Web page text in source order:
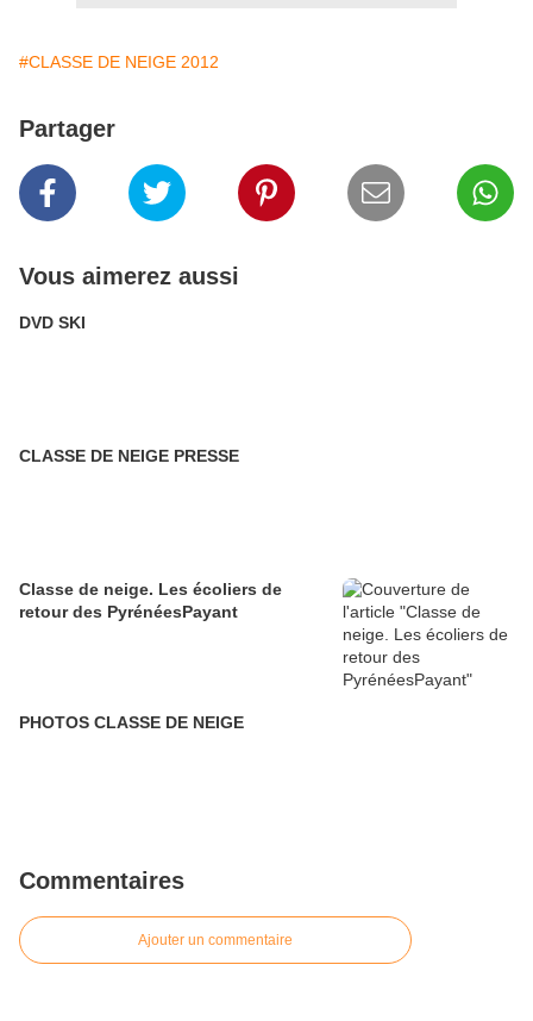
#CLASSE DE NEIGE 2012
Partager
Vous aimerez aussi
DVD SKI
CLASSE DE NEIGE PRESSE
Classe de neige. Les écoliers de
retour des PyrénéesPayant
PHOTOS CLASSE DE NEIGE
Commentaires
Ajouter un commentaire